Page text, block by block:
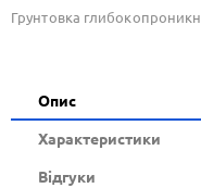
Грунтовка
Опис
Xарактеристики
Відгуки